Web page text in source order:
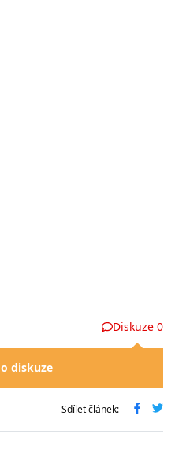
Diskuze 0
diskuze
Sdílet článek: